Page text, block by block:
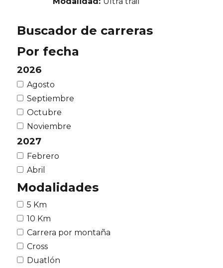
Buscador de carreras
Por fecha
2026
Agosto
Septiembre
Octubre
Noviembre
2027
Febrero
Abril
Modalidades
5 Km
10 Km
Carrera por montaña
Cross
Duatlón